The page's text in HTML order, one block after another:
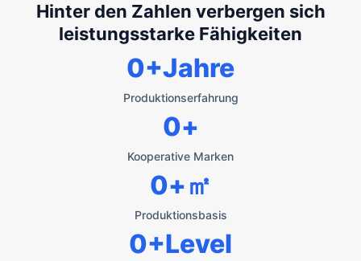
Hinter den Zahlen verbergen sich
leistungsstarke Fähigkeiten
Produktionserfahrung
0+Jahre
Kooperative Marken
0+
Produktionsbasis
0+㎡
0+Level